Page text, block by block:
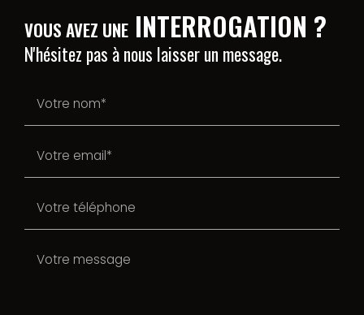
VOUS AVEZ UNE INTERROGATION ?
N'hésitez pas à nous laisser un message.